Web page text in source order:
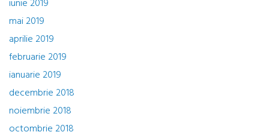
iunie 2019
mai 2019
aprilie 2019
februarie 2019
ianuarie 2019
decembrie 2018
noiembrie 2018
octombrie 2018